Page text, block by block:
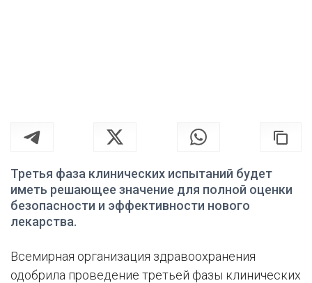
Третья фаза клинических испытаний будет
иметь решающее значение для полной оценки
безопасности и эффективности нового
лекарства.
Всемирная организация здравоохранения
одобрила проведение третьей фазы клинических